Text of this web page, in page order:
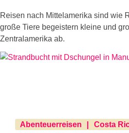
Reisen nach Mittelamerika sind wie
große Tiere begeistern kleine und
Zentralamerika ab.
Abenteuerreisen Costa